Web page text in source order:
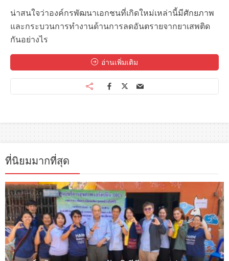
น่าสนใจว่าองค์กรพัฒนาเอกชนที่เกิดใหม่เหล่านี้มีศักยภาพ
และกระบวนการทำงานด้านการลดอันตรายจากยาเสพติด
กันอย่างไร
อ่านเพิ่มเติม
ที่นิยมมากที่สุด